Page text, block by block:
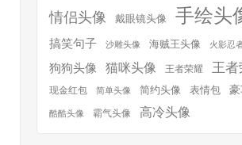
情侣头像 戴眼镜头像 手绘头
搞笑句子 沙雕头像 海贼王头像 火影忍
狗狗头像 猫咪头像 王者荣耀 王者
现金红包 简单头像 简约头像 表情包
酷酷头像 霸气头像 高冷头像